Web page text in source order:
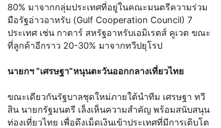
80% มาจากกลุ่มประเทศที่อยู่ในคณะมนตรีความร่วม
มือรัฐอ่าวอาหรับ (Gulf Cooperation Council) 7
ประเทศ เช่น กาตาร์ สหรัฐอาหรับเอมิเรตส์ คูเวต ขณะ
ที่ลูกค้าอีกราว 20-30% มาจากทวีปยุโรป
นายกฯ “เศรษฐา”หนุนตะวันออกกลางเที่ยวไทย
ขณะเดียวกันรัฐบาลชุดใหม่ภายใต้นำทีม เศรษฐา ทวี
สิน นายกรัฐมนตรี เล็งเห็นความสำคัญ พร้อมสนับสนุน
ท่องเที่ยวไทย เพื่อดึงเม็ดเงินเข้าประเทศที่มีการเติบโต